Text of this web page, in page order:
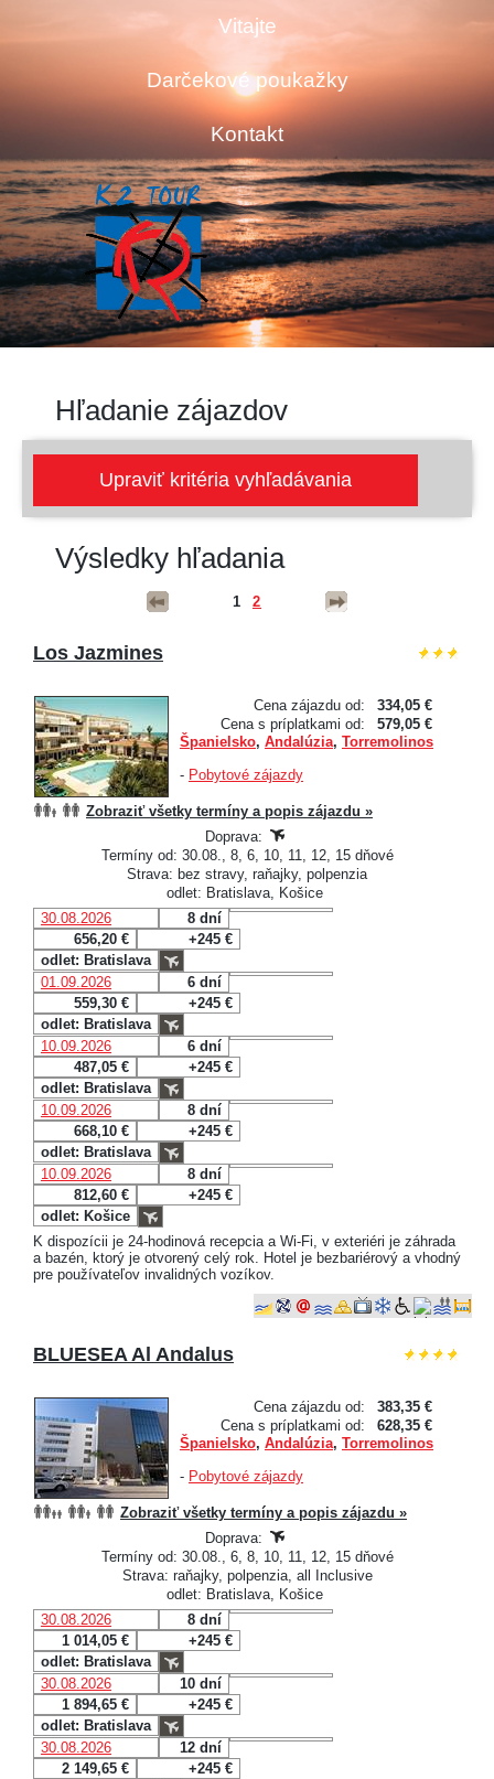
Vitajte
Darčekové poukažky
Kontakt
Hľadanie zájazdov
Výsledky hľadania
1 2
Los Jazmines
Cena zájazdu od:
334,05 €
Cena s príplatkami od:
579,05 €
Španielsko, Andalúzia, Torremolinos
- Pobytové zájazdy
Zobraziť všetky termíny a popis zájazdu »
Doprava:
Termíny od: 30.08., 8, 6, 10, 11, 12, 15 dňové
Strava: bez stravy, raňajky, polpenzia
odlet: Bratislava, Košice
30.08.2026
8 dní
656,20 €
+245 €
odlet: Bratislava
01.09.2026
6 dní
559,30 €
+245 €
odlet: Bratislava
10.09.2026
6 dní
487,05 €
+245 €
odlet: Bratislava
10.09.2026
8 dní
668,10 €
+245 €
odlet: Bratislava
10.09.2026
8 dní
812,60 €
+245 €
odlet: Košice
K dispozícii je 24-hodinová recepcia a Wi-Fi, v exteriéri je záhrada
a bazén, ktorý je otvorený celý rok. Hotel je bezbariérový a vhodný
pre používateľov invalidných vozíkov.
BLUESEA Al Andalus
Cena zájazdu od:
383,35 €
Cena s príplatkami od:
628,35 €
Španielsko, Andalúzia, Torremolinos
- Pobytové zájazdy
Zobraziť všetky termíny a popis zájazdu »
Doprava:
Termíny od: 30.08., 6, 8, 10, 11, 12, 15 dňové
Strava: raňajky, polpenzia, all Inclusive
odlet: Bratislava, Košice
30.08.2026
8 dní
1 014,05 €
+245 €
odlet: Bratislava
30.08.2026
10 dní
1 894,65 €
+245 €
odlet: Bratislava
30.08.2026
12 dní
2 149,65 €
+245 €